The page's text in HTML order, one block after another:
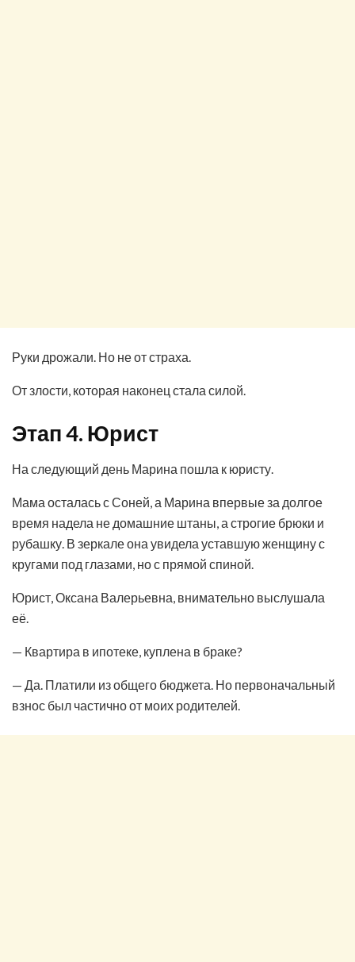
Руки дрожали. Но не от страха.
От злости, которая наконец стала силой.
Этап 4. Юрист
На следующий день Марина пошла к юристу.
Мама осталась с Соней, а Марина впервые за долгое
время надела не домашние штаны, а строгие брюки и
рубашку. В зеркале она увидела уставшую женщину с
кругами под глазами, но с прямой спиной.
Юрист, Оксана Валерьевна, внимательно выслушала
её.
— Квартира в ипотеке, куплена в браке?
— Да. Платили из общего бюджета. Но первоначальный
взнос был частично от моих родителей.